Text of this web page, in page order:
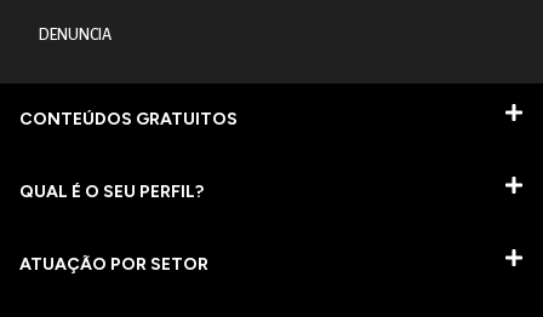
DENUNCIA
CONTEÚDOS GRATUITOS
QUAL É O SEU PERFIL?
ATUAÇÃO POR SETOR